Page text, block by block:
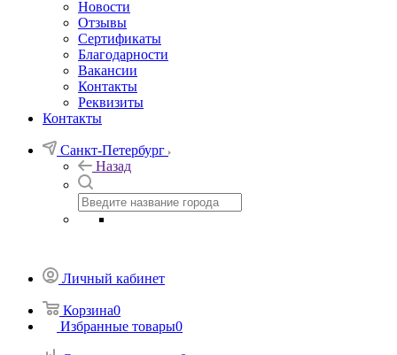
Новости
Отзывы
Сертификаты
Благодарности
Вакансии
Контакты
Реквизиты
Контакты
Санкт-Петербург
Назад
Личный кабинет
Корзина0
Избранные товары0